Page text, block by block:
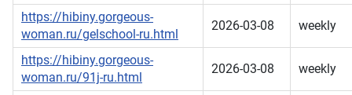
https://hibiny.gorgeous-
woman.ru/gelschool-ru.html
2026-03-08 weekly
https://hibiny.gorgeous-
woman.ru/91j-ru.html
2026-03-08 weekly